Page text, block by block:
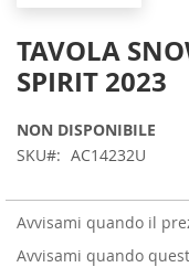
TAVOLA
SPIRIT 2023
NON DISPONIBILE
SKU
AC14232U
Avvisami quando il
Avvisami quando
the
of
the
gallery